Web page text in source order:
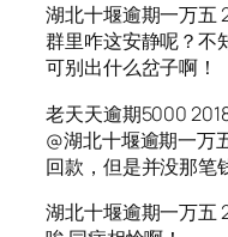
湖北十堰逾期一万五
群里咋这安静呢？不
可别出什么岔子啊！
老天天逾期5000
@湖北十堰逾期一万
回款，但是并没那笔
湖北十堰逾期一万五